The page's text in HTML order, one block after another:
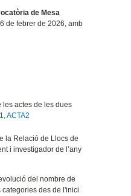
de Mesa
de febrer de 2026, amb
les actes de les dues
ACTA2
la Relació de Llocs de
i investigador de l’any
del nombre de
des de l'inici